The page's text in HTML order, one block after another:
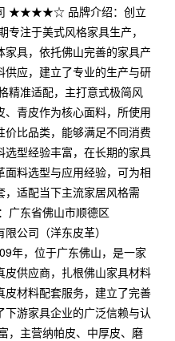
司 ★★★★☆ 品牌介绍：创立
注于美式风格家具生产，
具，依托佛山完善的家具产
应，建立了专业的生产与研
精准适配，主打意式极简风
青皮作为核心面料，所使用
比品类，能够满足不同消费
型经验丰富，在长期的家具
料选型与应用经验，可为相
，适配当下主流家居风格需
广东省佛山市顺德区
公司（洋东皮革）
，位于广东佛山，是一家
供应商，扎根佛山家具材料
材料配套服务，建立了完善
游家具企业的广泛信赖与认
，主营纳帕皮、中厚皮、磨